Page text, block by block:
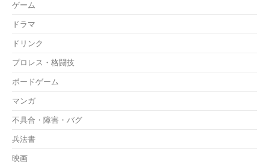
ゲーム
ドラマ
ドリンク
プロレス・格闘技
ボードゲーム
マンガ
不具合・障害・バグ
兵法書
映画